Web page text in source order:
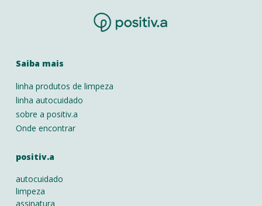
Saiba mais
linha produtos de limpeza
linha autocuidado
sobre a positiv.a
Onde encontrar
positiv.a
autocuidado
limpeza
assinatura